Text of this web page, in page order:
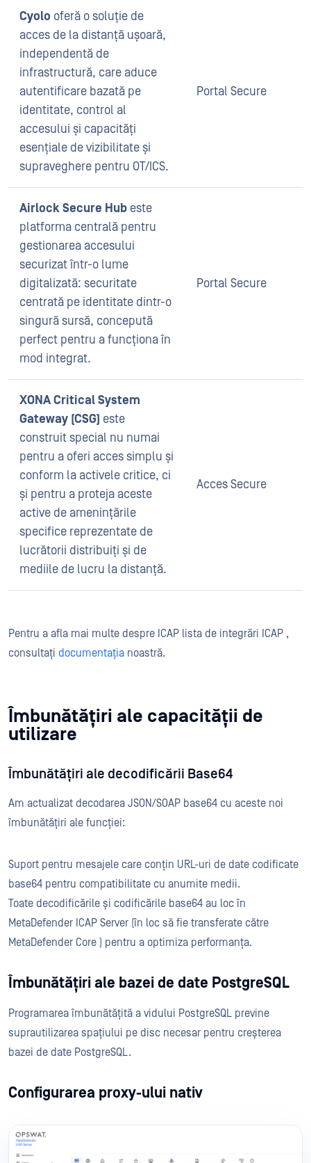
Cyolo oferă o soluție de
acces de la distanță ușoară,
independentă de
infrastructură, care aduce
autentificare bazată pe
identitate, control al
accesului și capacități
esențiale de vizibilitate și
supraveghere pentru OT/ICS.
Portal Secure
Airlock Secure Hub este
platforma centrală pentru
gestionarea accesului
securizat într-o lume
digitalizată: securitate
centrată pe identitate dintr-o
singură sursă, concepută
perfect pentru a funcționa în
mod integrat.
Portal Secure
XONA Critical System
Gateway (CSG) este
construit special nu numai
pentru a oferi acces simplu și
conform la activele critice, ci
și pentru a proteja aceste
active de amenințările
specifice reprezentate de
lucrătorii distribuiți și de
mediile de lucru la distanță.
Acces Secure
Pentru a afla mai multe despre ICAP lista de integrări ICAP ,
consultați documentația noastră.
Îmbunătățiri ale capacității de
utilizare
Îmbunătățiri ale decodificării Base64
Am actualizat decodarea JSON/SOAP base64 cu aceste noi
îmbunătățiri ale funcției:
Suport pentru mesajele care conțin URL-uri de date codificate
base64 pentru compatibilitate cu anumite medii.
Toate decodificările și codificările base64 au loc în
MetaDefender ICAP Server (în loc să fie transferate către
MetaDefender Core ) pentru a optimiza performanța.
Îmbunătățiri ale bazei de date PostgreSQL
Programarea îmbunătățită a vidului PostgreSQL previne
suprautilizarea spațiului pe disc necesar pentru creșterea
bazei de date PostgreSQL.
Configurarea proxy-ului nativ